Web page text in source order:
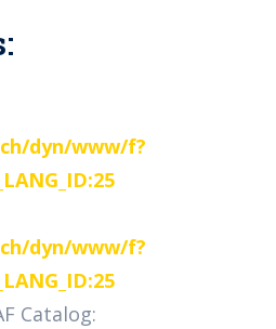
dyn/www/f?
dyn/www/f?
Catalog: